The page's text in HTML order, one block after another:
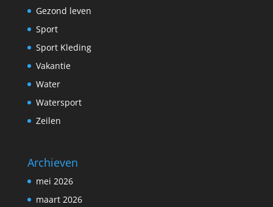
Gezond leven
Sport
Sport Kleding
Vakantie
Water
Watersport
Zeilen
Archieven
mei 2026
maart 2026